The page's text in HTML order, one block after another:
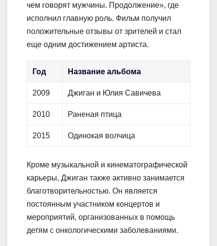
чем говорят мужчины. Продолжение», где
исполнил главную роль. Фильм получил
положительные отзывы от зрителей и стал
еще одним достижением артиста.
Год Название альбома
2009 Джиган и Юлия Савичева
2010 Раненая птица
2015 Одинокая волчица
Кроме музыкальной и кинематографической
карьеры, Джиган также активно занимается
благотворительностью. Он является
постоянным участником концертов и
мероприятий, организованных в помощь
детям с онкологическими заболеваниями.